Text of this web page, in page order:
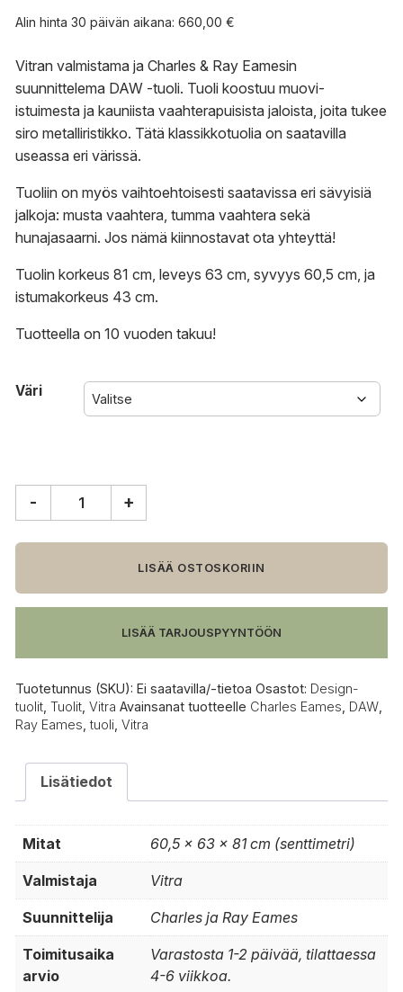
Alin hinta 30 päivän aikana: 660,00 €
Vitran valmistama ja Charles & Ray Eamesin
suunnittelema DAW -tuoli. Tuoli koostuu muovi-
istuimesta ja kauniista vaahterapuisista jaloista, joita tukee
siro metalliristikko. Tätä klassikkotuolia on saatavilla
useassa eri värissä.
Tuoliin on myös vaihtoehtoisesti saatavissa eri sävyisiä
jalkoja: musta vaahtera, tumma vaahtera sekä
hunajasaarni. Jos nämä kiinnostavat ota yhteyttä!
Tuolin korkeus 81 cm, leveys 63 cm, syvyys 60,5 cm, ja
istumakorkeus 43 cm.
Tuotteella on 10 vuoden takuu!
Väri
tuoli
- +
LISÄÄ OSTOSKORIIN
LISÄÄ TARJOUSPYYNTÖÖN
Tuotetunnus (SKU): Ei saatavilla/-tietoa Osastot: Design-
tuolit Tuolit Vitra Avainsanat tuotteelle Charles Eames DAW
Ray Eames ,tuoli Vitra
Lisätiedot
Mitat 60,5 × 63 × 81 cm (senttimetri)
Valmistaja Vitra
Suunnittelija Charles ja Ray Eames
Toimitusaika
arvio
Varastosta 1-2 päivää, tilattaessa
4-6 viikkoa.